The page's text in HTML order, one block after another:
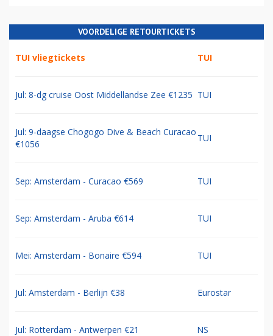
VOORDELIGE RETOURTICKETS
TUI vliegtickets TUI
Jul: 8-dg cruise Oost Middellandse Zee €1235 TUI
Jul: 9-daagse Chogogo Dive & Beach Curacao
€1056
TUI
Sep: Amsterdam - Curacao €569 TUI
Sep: Amsterdam - Aruba €614 TUI
Mei: Amsterdam - Bonaire €594 TUI
Jul: Amsterdam - Berlijn €38 Eurostar
Jul: Rotterdam - Antwerpen €21 NS